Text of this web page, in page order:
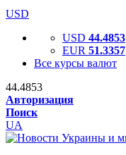
USD
USD 44.4853
EUR 51.3357
Все курсы валют
44.4853
Авторизация
Поиск
UA